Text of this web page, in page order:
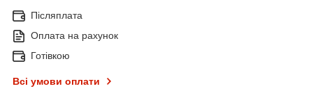
Післяплата
Оплата на рахунок
Готівкою
Всі умови оплати